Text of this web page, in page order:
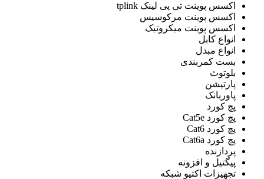
اکسس پوینت تی پی لینک tplink
اکسس پوینت مرکوسیس
اکسس پوینت میکروتیک
انواع کابل
انواع مبدل
بست کمربندی
بلوتوث
پارتیشن
پاوربانک
پچ کورد
پچ کورد Cat5e
پچ کورد Cat6
پچ کورد Cat6a
پردازنده
پيگتيل و افزونه
تجهیزات اکتیو شبکه